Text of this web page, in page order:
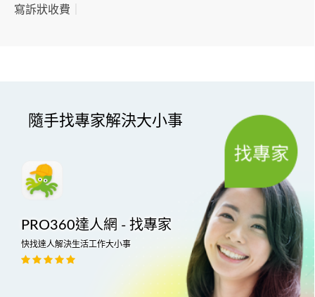
寫訴狀收費
隨手找專家解決大小事
PRO360達人網 - 找專家
快找達人解決生活工作大小事